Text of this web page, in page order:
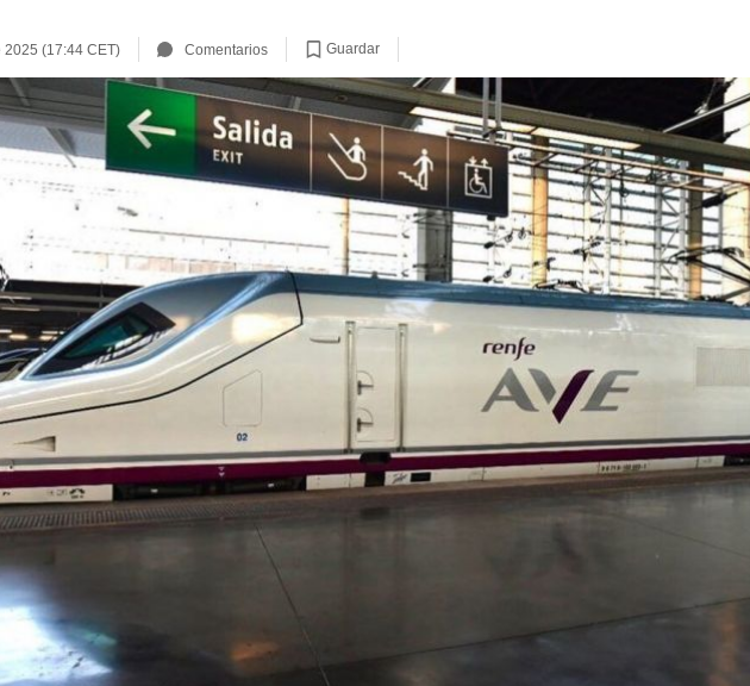
2025 (17:44 CET) Comentarios Guardar